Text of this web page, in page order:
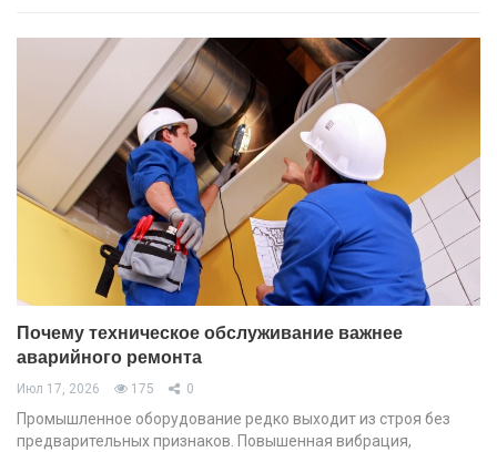
Почему техническое обслуживание важнее
аварийного ремонта
Июл 17, 2026 175 0
Промышленное оборудование редко выходит из строя без
предварительных признаков. Повышенная вибрация,